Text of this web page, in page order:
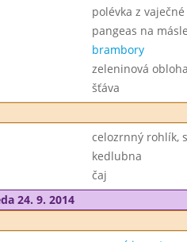
polévka z
pangeas na
brambory
zeleninová
šťáva
celozrnný rohlík,
kedlubna
čaj
24. 9. 2014